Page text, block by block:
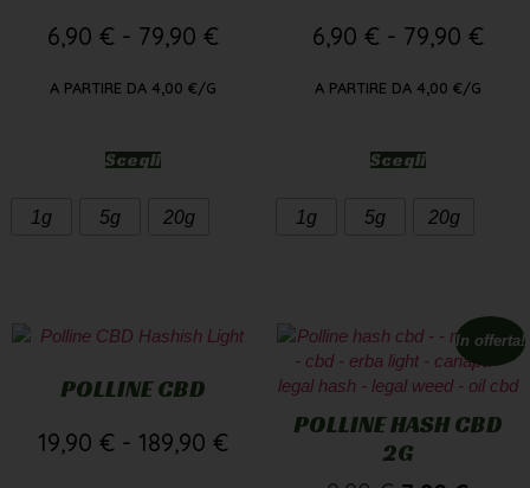
6,90 € - 79,90 €
A PARTIRE DA 4,00 €/G
Scegli
1g 5g 20g
6,90 € - 79,90 €
A PARTIRE DA 4,00 €/G
Scegli
1g 5g 20g
POLLINE CBD
19,90 € - 189,90 €
In offerta!
POLLINE HASH CBD
2G